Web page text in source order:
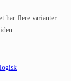
har flere varianter.